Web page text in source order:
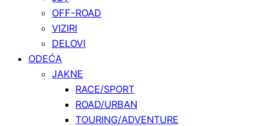
OFF-ROAD
VIZIRI
DELOVI
ODEĆA
JAKNE
RACE/SPORT
ROAD/URBAN
TOURING/ADVENTURE